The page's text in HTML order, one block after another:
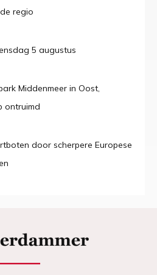
regio
5 augustus
Middenmeer in Oost,
ontruimd
door scherpere Europese